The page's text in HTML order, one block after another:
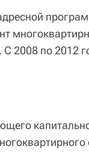
2008 по 2012